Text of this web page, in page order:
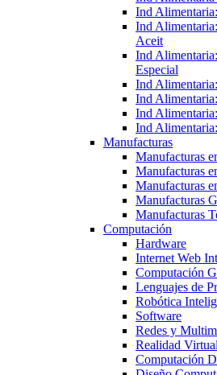
Ind
Ind
Aceit
Ind
Especial
Ind
Ind
Ind
Ind
Manufacturas
Manufacturas
Manufacturas
Manufacturas
Manufacturas
Manufacturas
Computación
Hardware
Internet Web
Computación
Lenguajes de
Robótica
Software
Redes y
Realidad Virtual
Computación